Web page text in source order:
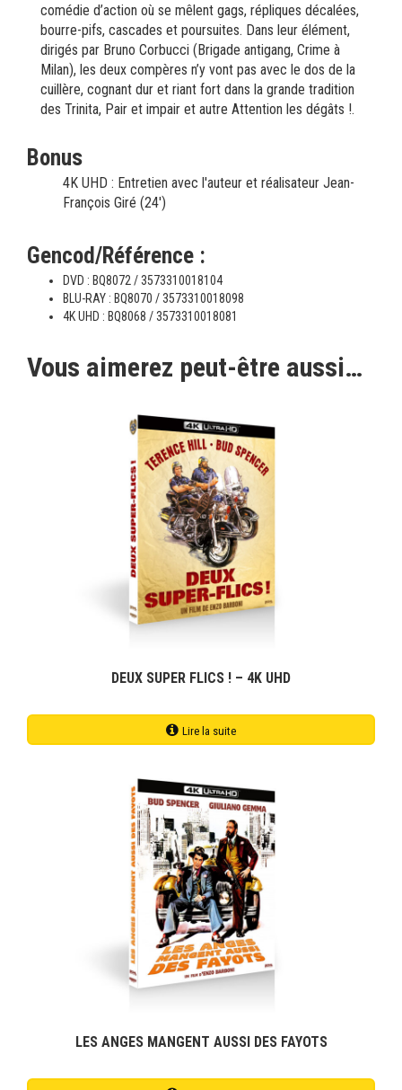
comédie d’action où se mêlent gags, répliques décalées,
bourre-pifs, cascades et poursuites. Dans leur élément,
dirigés par Bruno Corbucci (Brigade antigang, Crime à
Milan), les deux compères n’y vont pas avec le dos de la
cuillère, cognant dur et riant fort dans la grande tradition
des Trinita, Pair et impair et autre Attention les dégâts !.
Bonus
4K UHD : Entretien avec l'auteur et réalisateur Jean-
François Giré (24')
Gencod/Référence :
DVD : BQ8072 / 3573310018104
BLU-RAY : BQ8070 / 3573310018098
4K UHD : BQ8068 / 3573310018081
Vous aimerez peut-être aussi…
DEUX SUPER FLICS ! – 4K UHD
Lire la suite
LES ANGES MANGENT AUSSI DES FAYOTS